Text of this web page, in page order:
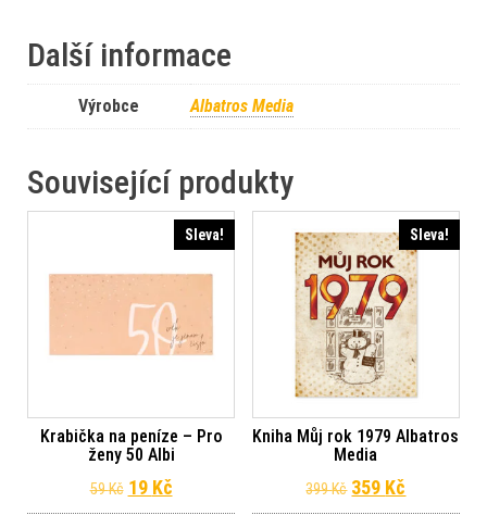
Další informace
Výrobce Albatros Media
Související produkty
Sleva!
Krabička na peníze – Pro
ženy 50 Albi
59Kč Původní cena byla: 59 Kč.
19 KčAktuální cena je: 19 Kč.
Sleva!
Kniha Můj rok 1979 Albatros
Media
399Kč Původní cena
359 Kč